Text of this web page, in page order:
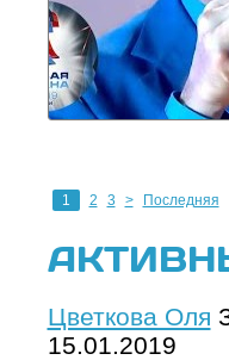
1 2 3 > Последняя
Цветкова Оля
15.01.2019